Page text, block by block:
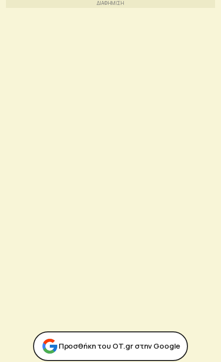
Προσθήκη του ΟΤ.gr στην Google